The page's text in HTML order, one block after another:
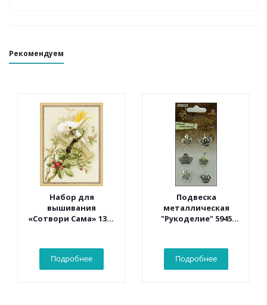
Рекомендуем
Набор для
вышивания
«Сотвори Сама» 1362
Подробнее
Подвеска
металлическая
"Рукоделие" 5945
Подробнее